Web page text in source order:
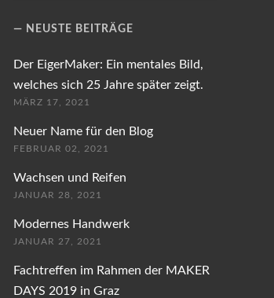
NEUSTE BEITRÄGE
Der EigerMaker: Ein mentales Bild,
welches sich 25 Jahre später zeigt.
MÄRZ 17, 2021
Neuer Name für den Blog
FEBRUAR 02, 2021
Wachsen und Reifen
JANUAR 28, 2021
Modernes Handwerk
JANUAR 27, 2021
Fachtreffen im Rahmen der MAKER
DAYS 2019 in Graz